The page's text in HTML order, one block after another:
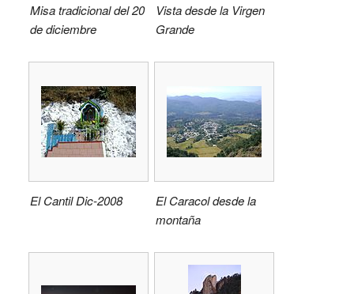
Misa tradicional del 20
de diciembre
Vista desde la Virgen
Grande
El Cantil Dic-2008
El Caracol desde la
montaña